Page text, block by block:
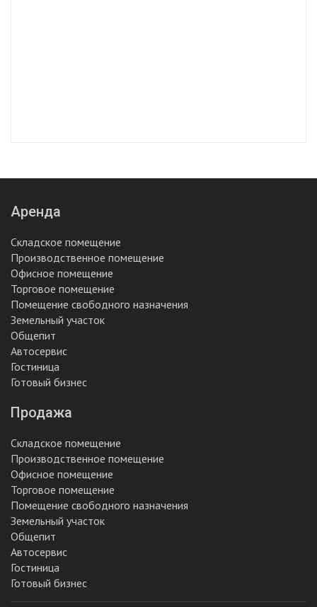
Аренда
Складское помещение
Производственное помещение
Офисное помещение
Торговое помещение
Помещение свободного назначения
Земельный участок
Общепит
Автосервис
Гостиница
Готовый бизнес
Продажа
Складское помещение
Производственное помещение
Офисное помещение
Торговое помещение
Помещение свободного назначения
Земельный участок
Общепит
Автосервис
Гостиница
Готовый бизнес